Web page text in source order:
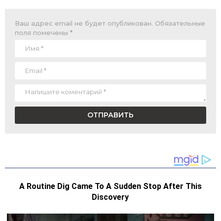
Ваш адрес email не будет опубликован. Обязательные
поля помечены *